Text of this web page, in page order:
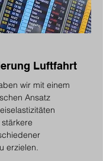
Luftfahrt
wir mit einem
Ansatz
erzielen.